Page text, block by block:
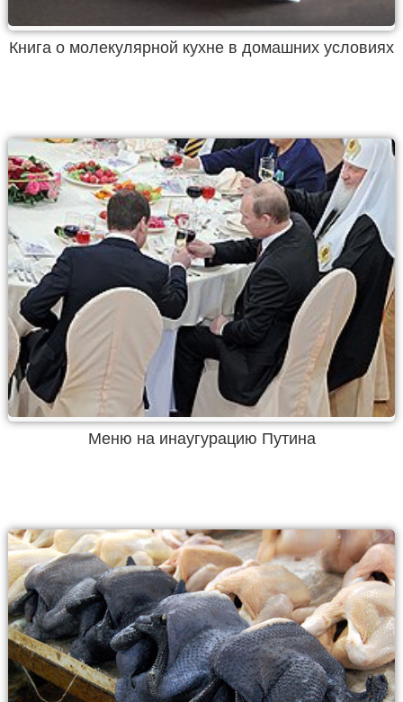
Книга о молекулярной кухне в домашних условиях
Меню на инаугурацию Путина